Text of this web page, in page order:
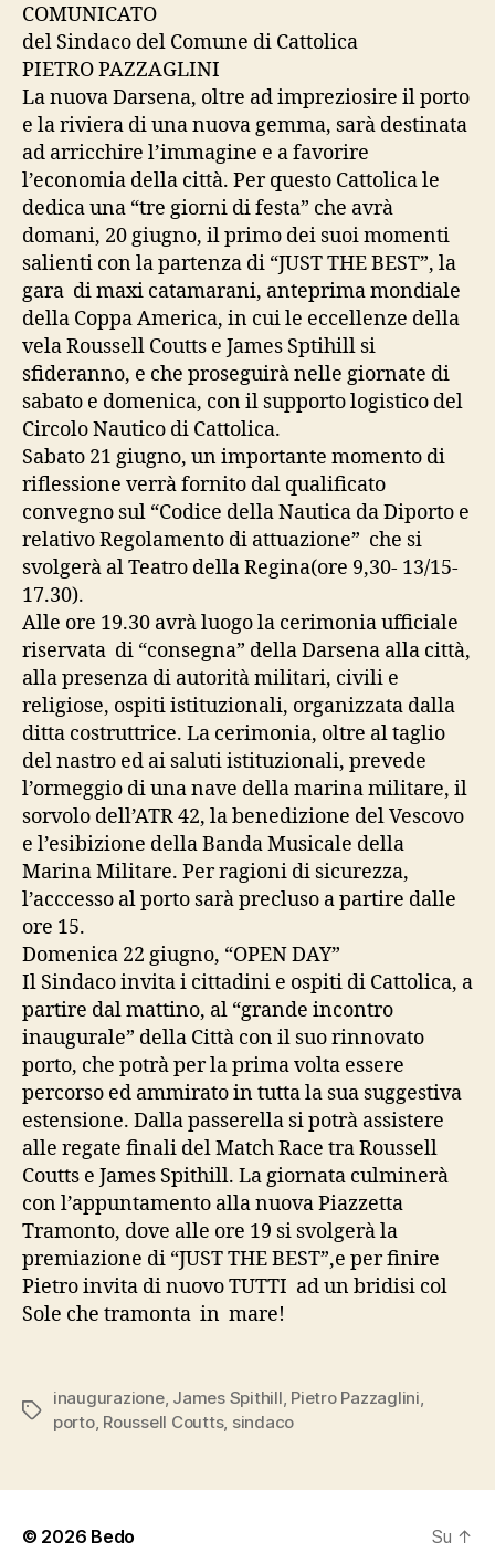
COMUNICATO
del Sindaco del Comune di Cattolica
PIETRO PAZZAGLINI
La nuova Darsena, oltre ad impreziosire il porto
e la riviera di una nuova gemma, sarà destinata
ad arricchire l’immagine e a favorire
l’economia della città. Per questo Cattolica le
dedica una “tre giorni di festa” che avrà
domani, 20 giugno, il primo dei suoi momenti
salienti con la partenza di “JUST THE BEST”, la
gara di maxi catamarani, anteprima mondiale
della Coppa America, in cui le eccellenze della
vela Roussell Coutts e James Sptihill si
sfideranno, e che proseguirà nelle giornate di
sabato e domenica, con il supporto logistico del
Circolo Nautico di Cattolica.
Sabato 21 giugno, un importante momento di
riflessione verrà fornito dal qualificato
convegno sul “Codice della Nautica da Diporto e
relativo Regolamento di attuazione” che si
svolgerà al Teatro della Regina(ore 9,30- 13/15-
17.30).
Alle ore 19.30 avrà luogo la cerimonia ufficiale
riservata di “consegna” della Darsena alla città,
alla presenza di autorità militari, civili e
religiose, ospiti istituzionali, organizzata dalla
ditta costruttrice. La cerimonia, oltre al taglio
del nastro ed ai saluti istituzionali, prevede
l’ormeggio di una nave della marina militare, il
sorvolo dell’ATR 42, la benedizione del Vescovo
e l’esibizione della Banda Musicale della
Marina Militare. Per ragioni di sicurezza,
l’acccesso al porto sarà precluso a partire dalle
ore 15.
Domenica 22 giugno, “OPEN DAY”
Il Sindaco invita i cittadini e ospiti di Cattolica, a
partire dal mattino, al “grande incontro
inaugurale” della Città con il suo rinnovato
porto, che potrà per la prima volta essere
percorso ed ammirato in tutta la sua suggestiva
estensione. Dalla passerella si potrà assistere
alle regate finali del Match Race tra Roussell
Coutts e James Spithill. La giornata culminerà
con l’appuntamento alla nuova Piazzetta
Tramonto, dove alle ore 19 si svolgerà la
premiazione di “JUST THE BEST”,e per finire
Pietro invita di nuovo TUTTI ad un bridisi col
Sole che tramonta in mare!
Tag
inaugurazione, James Spithill, Pietro Pazzaglini,
porto, Roussell Coutts, sindaco
© 2026 Bedo Su ↑